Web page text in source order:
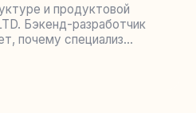
и продуктовой
Бэкенд-разработчик
почему специализ...